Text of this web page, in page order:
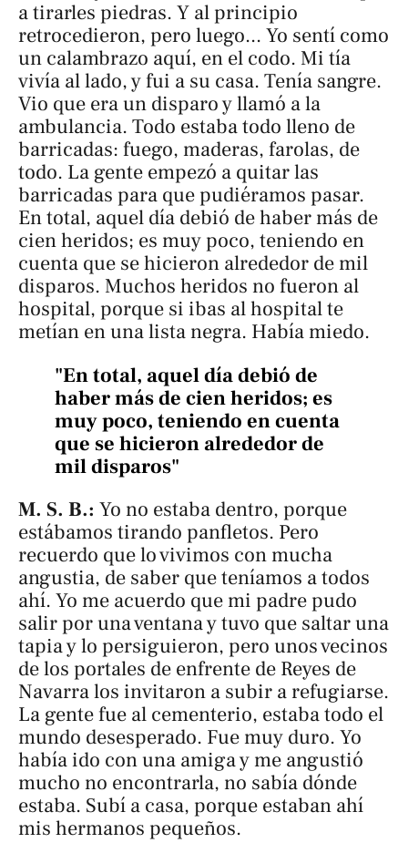
a tirarles piedras. Y al principio
retrocedieron, pero luego... Yo sentí como
un calambrazo aquí, en el codo. Mi tía
vivía al lado, y fui a su casa. Tenía sangre.
Vio que era un disparo y llamó a la
ambulancia. Todo estaba todo lleno de
barricadas: fuego, maderas, farolas, de
todo. La gente empezó a quitar las
barricadas para que pudiéramos pasar.
En total, aquel día debió de haber más de
cien heridos; es muy poco, teniendo en
cuenta que se hicieron alrededor de mil
disparos. Muchos heridos no fueron al
hospital, porque si ibas al hospital te
metían en una lista negra. Había miedo.
"En total, aquel día debió de
haber más de cien heridos; es
muy poco, teniendo en cuenta
que se hicieron alrededor de
mil disparos"
M. S. B.: Yo no estaba dentro, porque
estábamos tirando panfletos. Pero
recuerdo que lo vivimos con mucha
angustia, de saber que teníamos a todos
ahí. Yo me acuerdo que mi padre pudo
salir por una ventana y tuvo que saltar una
tapia y lo persiguieron, pero unos vecinos
de los portales de enfrente de Reyes de
Navarra los invitaron a subir a refugiarse.
La gente fue al cementerio, estaba todo el
mundo desesperado. Fue muy duro. Yo
había ido con una amiga y me angustió
mucho no encontrarla, no sabía dónde
estaba. Subí a casa, porque estaban ahí
mis hermanos pequeños.